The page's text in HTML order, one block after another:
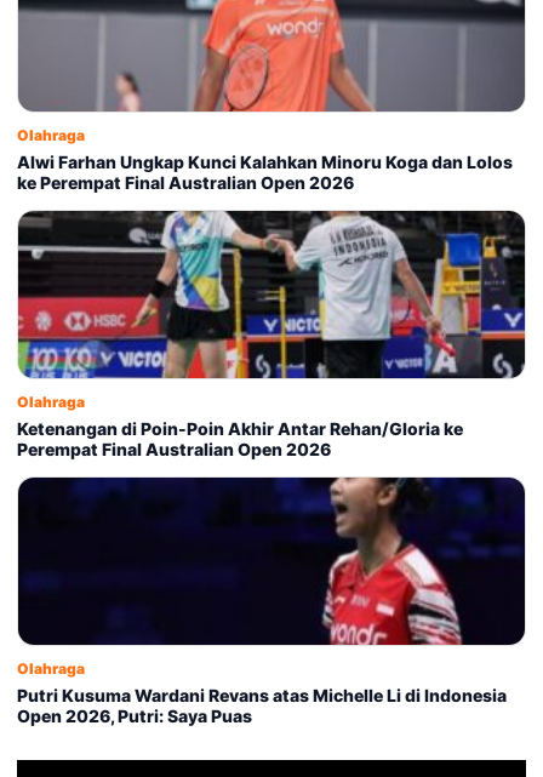
Olahraga
Alwi Farhan Ungkap Kunci Kalahkan Minoru Koga dan Lolos
ke Perempat Final Australian Open 2026
Olahraga
Ketenangan di Poin-Poin Akhir Antar Rehan/Gloria ke
Perempat Final Australian Open 2026
Olahraga
Putri Kusuma Wardani Revans atas Michelle Li di Indonesia
Open 2026, Putri: Saya Puas